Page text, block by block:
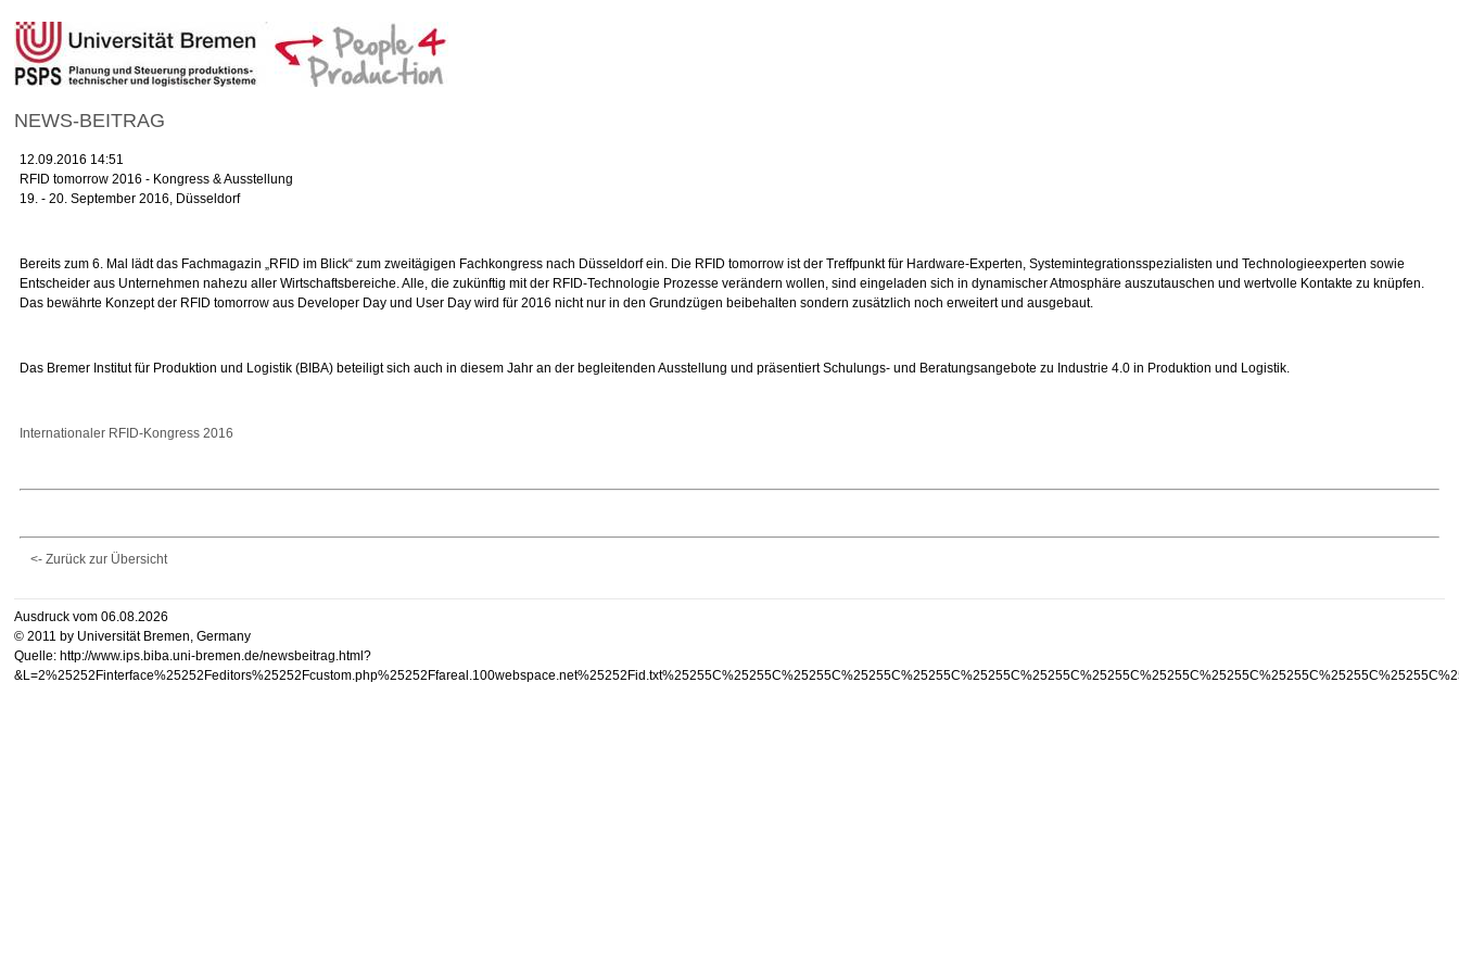
NEWS-BEITRAG
12.09.2016 14:51
RFID tomorrow 2016 - Kongress & Ausstellung
19. - 20. September 2016, Düsseldorf
Bereits zum 6. Mal lädt das Fachmagazin „RFID im Blick“ zum zweitägigen Fachkongress nach Düsseldorf ein. Die RFID tomorrow ist der Treffpunkt für Hardware-Experten, Systemintegrationsspezialisten und Technologieexperten sowie
Entscheider aus Unternehmen nahezu aller Wirtschaftsbereiche. Alle, die zukünftig mit der RFID-Technologie Prozesse verändern wollen, sind eingeladen sich in dynamischer Atmosphäre auszutauschen und wertvolle Kontakte zu knüpfen.
Das bewährte Konzept der RFID tomorrow aus Developer Day und User Day wird für 2016 nicht nur in den Grundzügen beibehalten sondern zusätzlich noch erweitert und ausgebaut.
Das Bremer Institut für Produktion und Logistik (BIBA) beteiligt sich auch in diesem Jahr an der begleitenden Ausstellung und präsentiert Schulungs- und Beratungsangebote zu Industrie 4.0 in Produktion und Logistik.
Internationaler RFID-Kongress 2016
<- Zurück zur Übersicht
Ausdruck vom 06.08.2026
© 2011 by Universität Bremen, Germany
Quelle: http://www.ips.biba.uni-bremen.de/newsbeitrag.html?